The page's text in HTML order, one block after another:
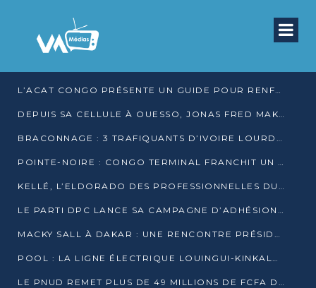
L’ACAT CONGO PRÉSENTE UN GUIDE POUR RENFORCER LES GARANTIES JUDICIAIRES EN GARDE À VUE
DEPUIS SA CELLULE À OUESSO, JONAS FRED MAKITA DÉNONCE CE QU’IL QUALIFIE DE DÉNI DE JUSTICE
BRACONNAGE : 3 TRAFIQUANTS D’IVOIRE LOURDEMENT CONDAMNÉS À DJAMBALA
POINTE-NOIRE : CONGO TERMINAL FRANCHIT UN CAP HISTORIQUE AVEC 99 MOUVEMENTS/HEURE
KELLÉ, L’ELDORADO DES PROFESSIONNELLES DU SEXE
LE PARTI DPC LANCE SA CAMPAGNE D’ADHÉSIONS ET VEUT STRUCTURER SA PRÉSENCE DANS LES 15 DÉPARTEMENTS
MACKY SALL À DAKAR : UNE RENCONTRE PRÉSIDENTIELLE QUI DIVISE L’OPINION SÉNÉGALAISE
POOL : LA LIGNE ÉLECTRIQUE LOUINGUI-KINKALA-BOKO MISE EN SERVICE
LE PNUD REMET PLUS DE 49 MILLIONS DE FCFA D’ÉQUIPEMENTS POUR ACCÉLÉRER LA NUMÉRISATION DU SYSTÈME DE SANTÉ